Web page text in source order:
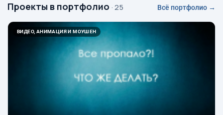
Проекты в портфолио · 25 Всё портфолио →
ВИДЕО, АНИМАЦИЯ И МОУШЕН